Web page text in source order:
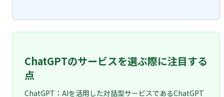
ChatGPTのサービスを選ぶ際に注目する
点
ChatGPT：AIを活用した対話型サービスであるChatGPT